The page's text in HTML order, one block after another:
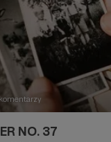
NO. 37